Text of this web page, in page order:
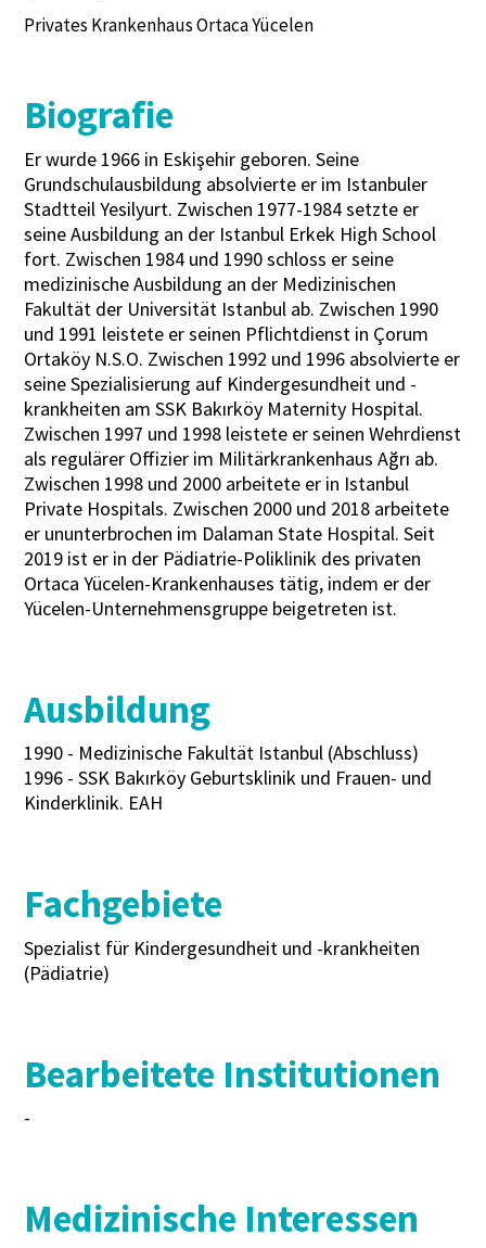
Privates Krankenhaus Ortaca Yücelen
Biografie
Er wurde 1966 in Eskişehir geboren. Seine
Grundschulausbildung absolvierte er im Istanbuler
Stadtteil Yesilyurt. Zwischen 1977-1984 setzte er
seine Ausbildung an der Istanbul Erkek High School
fort. Zwischen 1984 und 1990 schloss er seine
medizinische Ausbildung an der Medizinischen
Fakultät der Universität Istanbul ab. Zwischen 1990
und 1991 leistete er seinen Pflichtdienst in Çorum
Ortaköy N.S.O. Zwischen 1992 und 1996 absolvierte er
seine Spezialisierung auf Kindergesundheit und -
krankheiten am SSK Bakırköy Maternity Hospital.
Zwischen 1997 und 1998 leistete er seinen Wehrdienst
als regulärer Offizier im Militärkrankenhaus Ağrı ab.
Zwischen 1998 und 2000 arbeitete er in Istanbul
Private Hospitals. Zwischen 2000 und 2018 arbeitete
er ununterbrochen im Dalaman State Hospital. Seit
2019 ist er in der Pädiatrie-Poliklinik des privaten
Ortaca Yücelen-Krankenhauses tätig, indem er der
Yücelen-Unternehmensgruppe beigetreten ist.
Ausbildung
1990 - Medizinische Fakultät Istanbul (Abschluss)
1996 - SSK Bakırköy Geburtsklinik und Frauen- und
Kinderklinik. EAH
Fachgebiete
Spezialist für Kindergesundheit und -krankheiten
(Pädiatrie)
Bearbeitete Institutionen
-
Medizinische Interessen